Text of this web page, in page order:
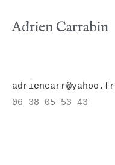
Adrien Carrabin
adriencarr@yahoo.fr
06 38 05 53 43